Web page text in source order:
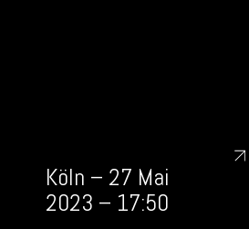
Köln – 27 Mai
2023 – 17:50